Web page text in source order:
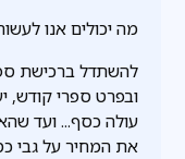
מה יכולים אנו
להשתדל ברכישת
ובפרט ספרי קודש,
עולה כסף... ועד
את המחיר על גבי